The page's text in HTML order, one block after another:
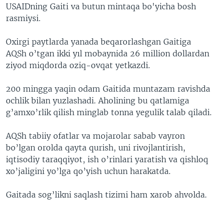
USAIDning Gaiti va butun mintaqa bo'yicha bosh
rasmiysi.
Oxirgi paytlarda yanada beqarorlashgan Gaitiga
AQSh o’tgan ikki yıl mobaynida 26 million dollardan
ziyod miqdorda oziq-ovqat yetkazdi.
200 mingga yaqin odam Gaitida muntazam ravishda
ochlik bilan yuzlashadi. Aholining bu qatlamiga
g’amxo’rlik qilish minglab tonna yegulik talab qiladi.
AQSh tabiiy ofatlar va mojarolar sabab vayron
bo’lgan orolda qayta qurish, uni rivojlantirish,
iqtisodiy taraqqiyot, ish o’rinlari yaratish va qishloq
xo’jaligini yo’lga qo’yish uchun harakatda.
Gaitada sog’likni saqlash tizimi ham xarob ahvolda.